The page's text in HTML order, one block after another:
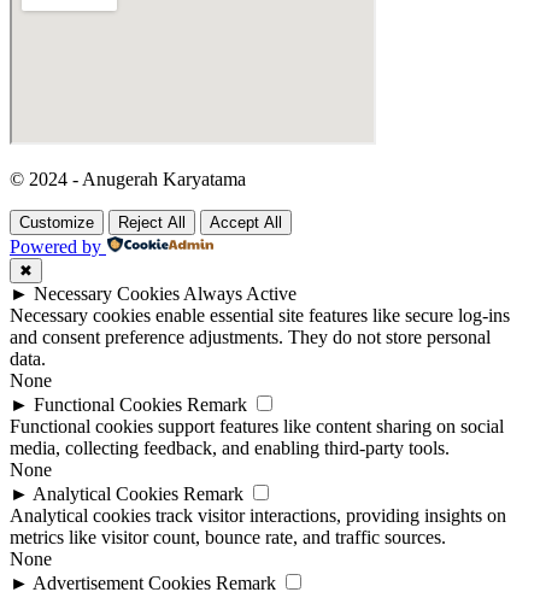
© 2024 - Anugerah Karyatama
Customize Reject All Accept All
Powered by
✖
► Necessary CookiesAlways Active
Necessary cookies enable essential site features like secure log-ins
and consent preference adjustments. They do not store personal
data.
None
► Functional Cookies Remark
Functional cookies support features like content sharing on social
media, collecting feedback, and enabling third-party tools.
None
► Analytical Cookies Remark
Analytical cookies track visitor interactions, providing insights on
metrics like visitor count, bounce rate, and traffic sources.
None
► Advertisement Cookies Remark